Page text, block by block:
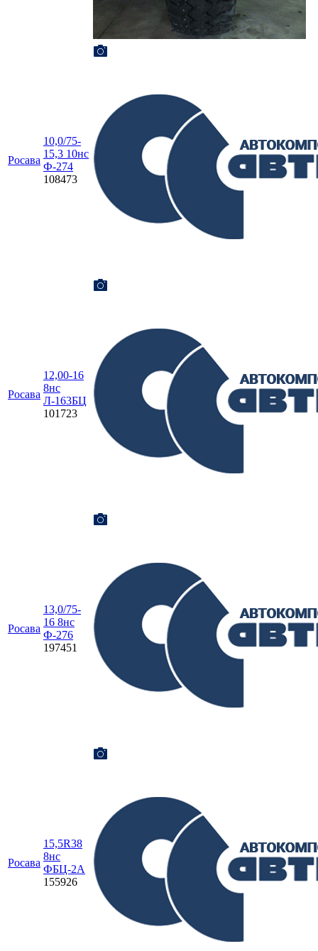
Росава
10,0/75-
15,3 10нс
Ф-274
108473
Росава
12,00-16
8нс
Л-163БЦ
101723
Росава
13,0/75-
16 8нс
Ф-276
197451
Росава
15,5R38
8нс
ФБЦ-2A
155926